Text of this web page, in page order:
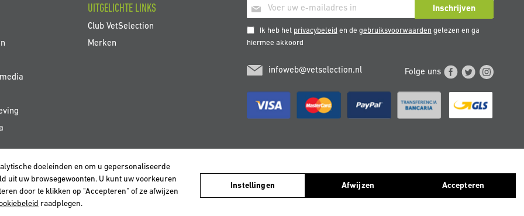
Abonneer
u
op
onze
Inschrijven
Ik heb het privacybeleid en de gebruiksvoorwaarden gelezen en ga
hiermee akkoord
UITGELICHTE LINKS
Club VetSelection
Merken
infoweb@vetselection.nl Folge uns
ESPAÑA FRANCE ITALIA NEDERLAND ÖSTERREICH PORTUGAL
doeleinden en om u gepersonaliseerde
uit uw browsegewoonten. U kunt uw voorkeuren
door te klikken op "Accepteren" of ze afwijzen
raadplegen.
Instellingen Afwijzen Accepteren